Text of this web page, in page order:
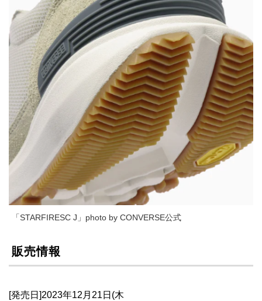
「STARFIRESC J」photo by CONVERSE公式
販売情報
[発売日]2023年12月21日(木